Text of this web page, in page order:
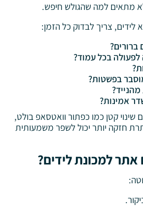
מתאים למה שהגולש חיפש.
צריך לבדוק כל הזמן:
בכל עמוד?
בפשטות?
אמינות?
קטן כמו כפתור וואטסאפ בולט,
חזקה יותר יכול לשפר משמעותית
למכונת לידים?